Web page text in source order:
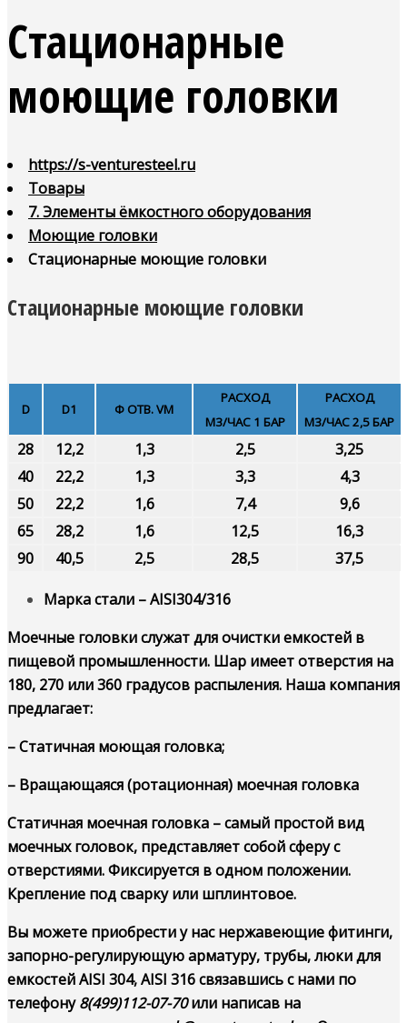
Стационарные
моющие головки
https://s-venturesteel.ru
Товары
7. Элементы ёмкостного оборудования
Моющие головки
Стационарные моющие головки
Стационарные моющие головки
D D1 Ф ОТВ. VМ
РАСХОД
М3/ЧАС 1 БАР
РАСХОД
М3/ЧАС 2,5 БАР
28 12,2 1,3 2,5
3,25
40
22,2 1,3 3,3
4,3
50
22,2 1,6 7,4
9,6
65
28,2 1,6 12,5
16,3
90
40,5 2,5 28,5 37,5
Марка стали – AISI304/316
Моечные головки служат для очистки емкостей в
пищевой промышленности. Шар имеет отверстия на
180, 270 или 360 градусов распыления. Наша компания
предлагает:
– Статичная моющая головка;
– Вращающаяся (ротационная) моечная головка
Статичная моечная головка – самый простой вид
моечных головок, представляет собой сферу с
отверстиями. Фиксируется в одном положении.
Крепление под сварку или шплинтовое.
Вы можете приобрести у нас нержавеющие фитинги,
запорно-регулирующую арматуру, трубы, люки для
емкостей AISI 304, AISI 316 связавшись с нами по
телефону8(499)112-07-70или написав на